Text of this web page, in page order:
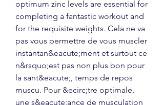
optimum zinc levels are essential for
completing a fantastic workout and
for the requisite weights. Cela ne va
pas vous permettre de vous muscler
instantan&eacute;ment et surtout ce
n&rsquo;est pas non plus bon pour
la sant&eacute;, temps de repos
muscu. Pour &ecirc;tre optimale,
une s&eacute;ance de musculation